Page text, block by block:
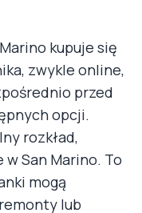
kupuje się
zwykle online,
przed
opcji.
rozkład,
San Marino. To
mogą
lub